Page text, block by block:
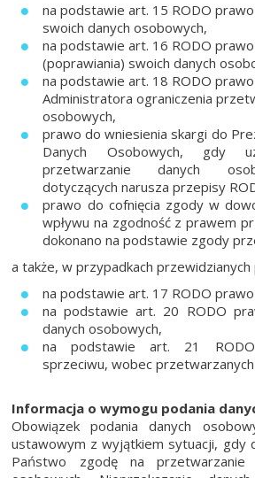
na podstawie art. 15 RODO
swoich danych osobowych,
na podstawie art. 16 RODO
(poprawiania) swoich danych
na podstawie art. 18 RODO
Administratora ograniczenia
osobowych,
prawo do wniesienia skargi do
Danych Osobowych, gdy
przetwarzanie danych
dotyczących narusza przepisy
prawo do cofnięcia zgody w
wpływu na zgodność z prawem
dokonano na podstawie zgody
a także, w przypadkach przewidzianych
na podstawie art. 17 RODO
na podstawie art. 20 RODO
danych osobowych,
na podstawie art. 21
sprzeciwu, wobec
Informacja o wymogu podania
Obowiązek podania danych
ustawowym z wyjątkiem sytuacji, gdy
Państwo zgodę na przetwarzanie